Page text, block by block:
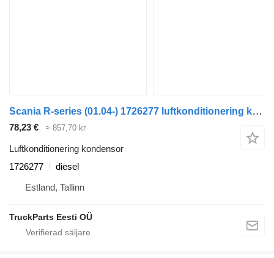
Scania R-series (01.04-) 1726277 luftkonditionering kondensor till Scania P,G,R,T-series (2004-2017) dragbil
78,23 € ≈ 857,70 kr
Luftkonditionering kondensor
1726277
diesel
Estland, Tallinn
TruckParts Eesti OÜ